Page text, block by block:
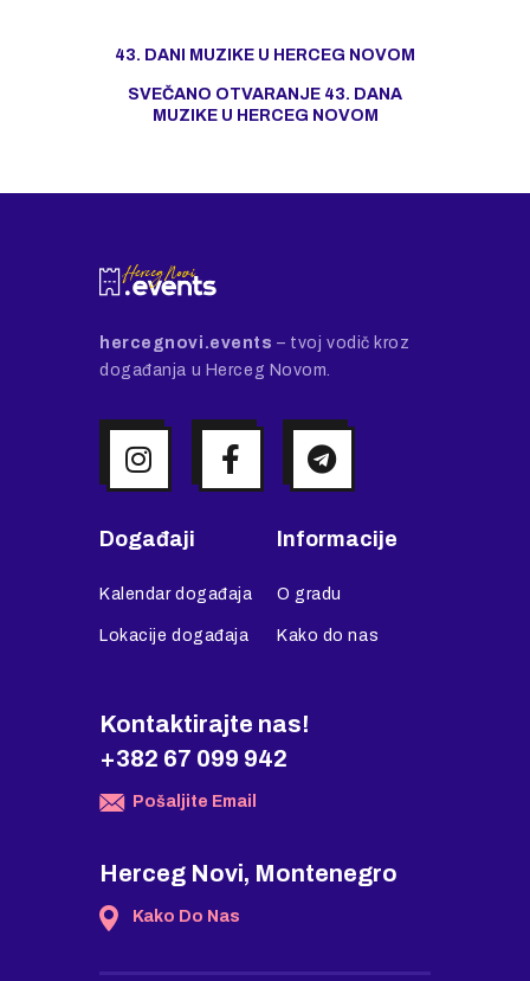
43. DANI MUZIKE U HERCEG NOVOM
SVEČANO OTVARANJE 43. DANA
MUZIKE U HERCEG NOVOM
hercegnovi.events – tvoj vodič kroz
događanja u Herceg Novom.
Događaji
Kalendar događaja
Lokacije događaja
Informacije
O gradu
Kako do nas
Kontaktirajte nas!
+382 67 099 942
Pošaljite Email
Herceg Novi, Montenegro
Kako Do Nas